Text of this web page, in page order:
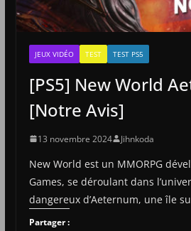
JEUX VIDÉO TEST TEST PS5
[PS5] New World
[Notre Avis]
13 novembre 2024 Jihnkoda
New World est un MMORPG
Games, se déroulant dans
dangereux d’Aeternum, une île
Partager :